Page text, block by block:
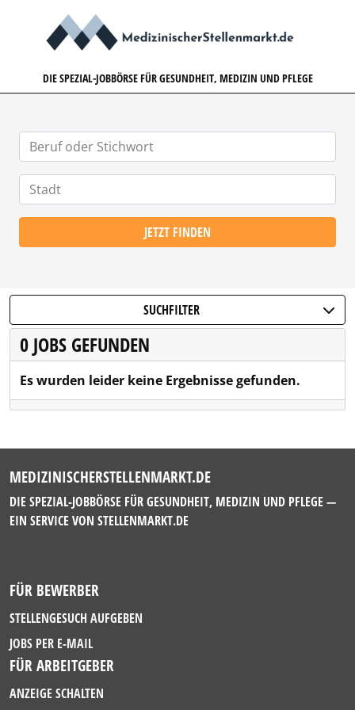
DIE SPEZIAL-JOBBÖRSE FÜR GESUNDHEIT, MEDIZIN UND PFLEGE
JETZT FINDEN
SUCHFILTER
0 JOBS GEFUNDEN
Es wurden leider keine Ergebnisse gefunden.
MEDIZINISCHERSTELLENMARKT.DE
DIE SPEZIAL-JOBBÖRSE FÜR GESUNDHEIT, MEDIZIN UND PFLEGE —
EIN SERVICE VON STELLENMARKT.DE
FÜR BEWERBER
STELLENGESUCH AUFGEBEN
JOBS PER E-MAIL
FÜR ARBEITGEBER
ANZEIGE SCHALTEN